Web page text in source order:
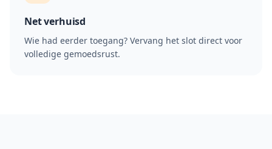
Net verhuisd
Wie had eerder toegang? Vervang het slot direct voor
volledige gemoedsrust.